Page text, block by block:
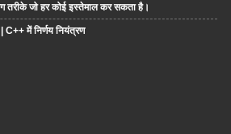
तरीके जो हर कोई इस्तेमाल कर सकता है।
में निर्णय नियंत्रण